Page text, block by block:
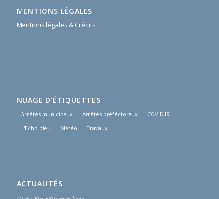
MENTIONS LÉGALES
Mentions légales & Crédits
NUAGE D’ÉTIQUETTES
Arrêtés municipaux Arrêtés préféctoraux
COVID19
L'Echo bleu
Météo Travaux
ACTUALITÉS